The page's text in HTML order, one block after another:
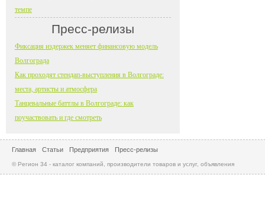
темпе
Пресс-релизы
Фиксация издержек меняет финансовую модель
Волгограда
Как проходят стендап-выступления в Волгограде:
места, артисты и атмосфера
Танцевальные баттлы в Волгограде: как
поучаствовать и где смотреть
Главная Статьи Предприятия Пресс-релизы
© Регион 34 - каталог компаний, производители товаров и услуг, объявления